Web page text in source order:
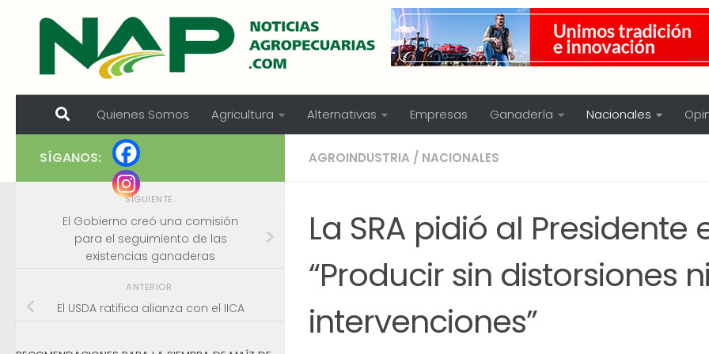
Skip to content
Quienes Somos Agricultura Alternativas Empresas Ganadería Nacionales
AGROINDUSTRIA / NACIONALES
La SRA pidió al Presidente
“Producir sin distorsiones
intervenciones”
SÍGANOS:
SIGUIENTE
El Gobierno creó una comisión
para el seguimiento de las
existencias ganaderas
ANTERIOR
El USDA ratifica alianza con el IICA